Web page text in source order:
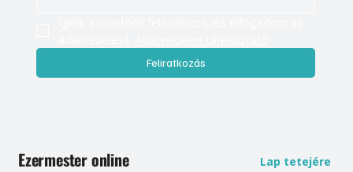
Feliratkozás
Ezermester online Lap tetejére